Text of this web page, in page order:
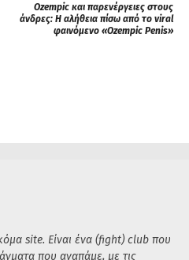
Ozempic και παρενέργειες στους
άνδρες: Η αλήθεια πίσω από το viral
φαινόμενο «Ozempic Penis»
site. Είναι ένα (fight) club που
που αγαπάμε, με τις